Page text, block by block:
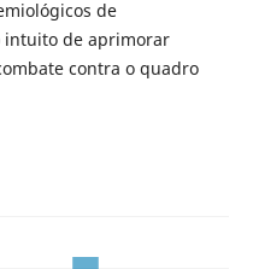
de
intuito de aprimorar
contra o quadro